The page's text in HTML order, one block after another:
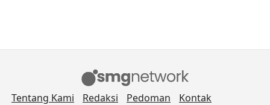
Tentang Kami Redaksi Pedoman Kontak